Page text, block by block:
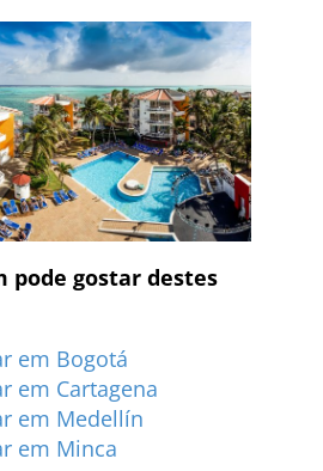
pode gostar destes
em Bogotá
em Cartagena
em Medellín
em Minca